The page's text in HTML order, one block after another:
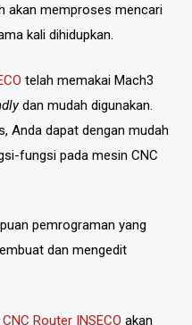
akan memproses mencari
kali dihidupkan.
telah memakai Mach3
dan mudah digunakan.
Anda dapat dengan mudah
fungsi pada mesin CNC
pemrograman yang
dan mengedit
CNC Router INSECO akan